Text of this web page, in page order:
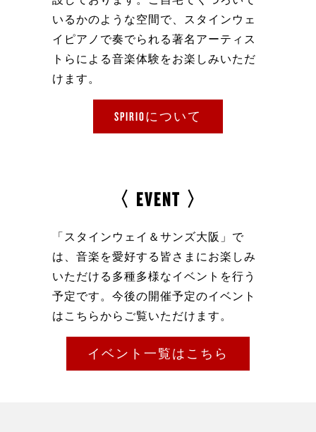
いるかのような空間で、スタインウェ
イピアノで奏でられる著名アーティス
トらによる音楽体験をお楽しみいただ
けます。
SPIRIOについて
〈 EVENT 〉
「スタインウェイ＆サンズ大阪」で
は、音楽を愛好する皆さまにお楽しみ
いただける多種多様なイベントを行う
予定です。今後の開催予定のイベント
はこちらからご覧いただけます。
イベント一覧はこちら